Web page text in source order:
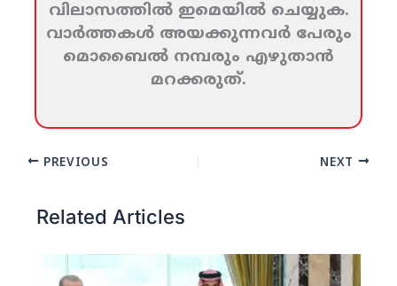
വിലാസത്തില്‍ ഇമെയില്‍ ചെയ്യുക.
വാര്‍ത്തകള്‍ അയക്കുന്നവര്‍ പേരും
മൊബൈല്‍ നമ്പരും എഴുതാന്‍
മറക്കരുത്‌.
PREVIOUS NEXT
Related Articles